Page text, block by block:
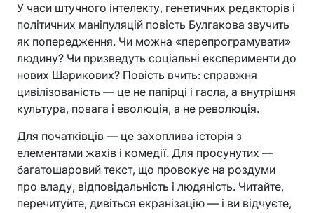
У часи штучного інтелекту, генетичних редакторів і
політичних маніпуляцій повість Булгакова звучить
як попередження. Чи можна «перепрограмувати»
людину? Чи призведуть соціальні експерименти до
нових Шарикових? Повість вчить: справжня
цивілізованість — це не папірці і гасла, а внутрішня
культура, повага і еволюція, а не революція.
Для початківців — це захоплива історія з
елементами жахів і комедії. Для просунутих —
багатошаровий текст, що провокує на роздуми
про владу, відповідальність і людяність. Читайте,
перечитуйте, дивіться екранізацію — і ви відчуєте,